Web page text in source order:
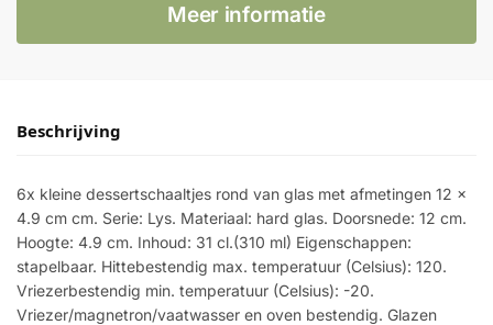
Meer informatie
Beschrijving
6x kleine dessertschaaltjes rond van glas met afmetingen 12 x
4.9 cm cm. Serie: Lys. Materiaal: hard glas. Doorsnede: 12 cm.
Hoogte: 4.9 cm. Inhoud: 31 cl.(310 ml) Eigenschappen:
stapelbaar. Hittebestendig max. temperatuur (Celsius): 120.
Vriezerbestendig min. temperatuur (Celsius): -20.
Vriezer/magnetron/vaatwasser en oven bestendig. Glazen